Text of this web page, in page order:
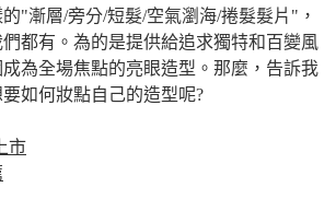
"漸層/旁分/短髮/空氣瀏海/捲髮髮片"，
都有。為的是提供給追求獨特和百變風
為全場焦點的亮眼造型。那麼，告訴我
如何妝點自己的造型呢?
市